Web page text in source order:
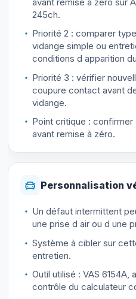
245ch.
Priorité 2 : comparer
vidange simple ou
conditions d apparition
Priorité 3 : vérifier
coupure contact avant
vidange.
Point critique :
avant remise à zéro.
Personnalisation
Un défaut intermittent
une prise d air ou d une
Système à cibler sur
entretien.
Outil utilisé : VAS
contrôle du calculateur